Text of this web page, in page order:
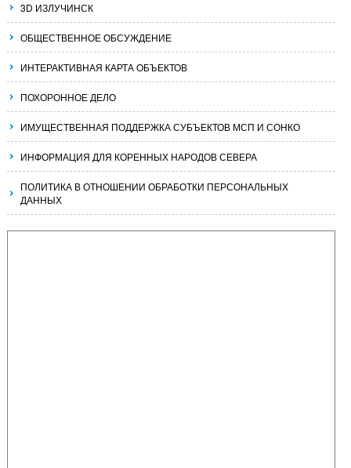
3D ИЗЛУЧИНСК
ОБЩЕСТВЕННОЕ ОБСУЖДЕНИЕ
ИНТЕРАКТИВНАЯ КАРТА ОБЪЕКТОВ
ПОХОРОННОЕ ДЕЛО
ИМУЩЕСТВЕННАЯ ПОДДЕРЖКА СУБЪЕКТОВ МСП И СОНКО
ИНФОРМАЦИЯ ДЛЯ КОРЕННЫХ НАРОДОВ СЕВЕРА
ПОЛИТИКА В ОТНОШЕНИИ ОБРАБОТКИ ПЕРСОНАЛЬНЫХ
ДАННЫХ